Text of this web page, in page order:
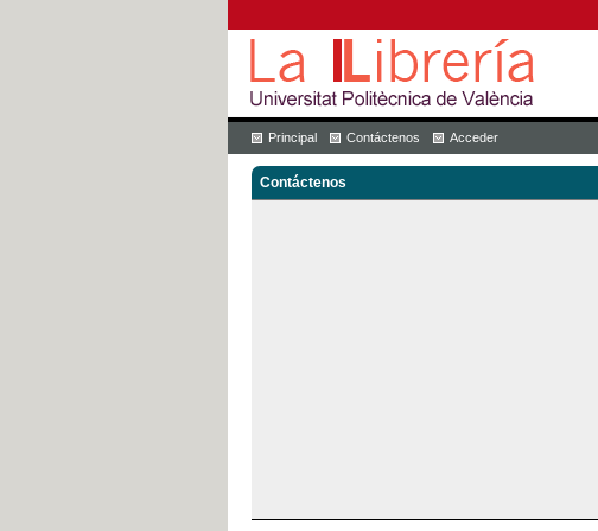
Principal Contáctenos Acceder
Contáctenos